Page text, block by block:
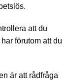
att du
förutom att du
är att rådfråga